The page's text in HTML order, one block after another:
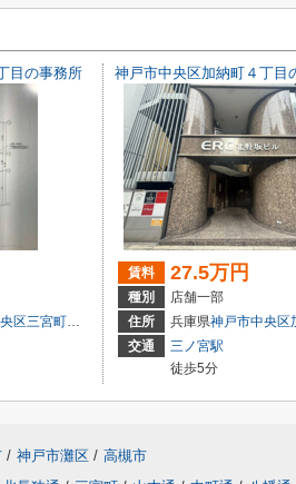
目の事務所
区三宮町１丁目
賃料 27.5万円
種別
店舗一部
住所
兵庫県神戸市中央区
交通
三ノ宮駅
徒歩5分
/ 神戸市灘区 / 高槻市